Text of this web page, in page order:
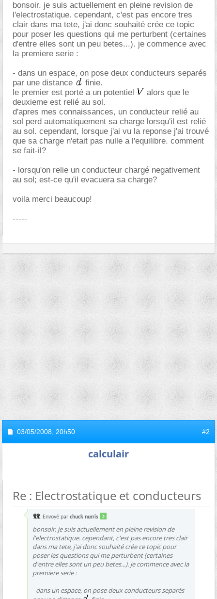
bonsoir. je suis actuellement en pleine revision de
l'electrostatique. cependant, c'est pas encore tres
clair dans ma tete, j'ai donc souhaité crée ce topic
pour poser les questions qui me perturbent (certaines
d'entre elles sont un peu betes...). je commence avec
la premiere serie :
- dans un espace, on pose deux conducteurs separés
par une distance
finie.
le premier est porté a un potentiel
alors que le
deuxieme est relié au sol.
d'apres mes connaissances, un conducteur relié au
sol perd automatiquement sa charge lorsqu'il est relié
au sol. cependant, lorsque j'ai vu la reponse j'ai trouvé
que sa charge n'etait pas nulle a l'equilibre. comment
se fait-il?
- lorsqu'on relie un conducteur chargé negativement
au sol; est-ce qu'il evacuera sa charge?
voila merci beaucoup!
-----
03/05/2008, 20h50 #2
calculair
Re : Electrostatique et conducteurs
Envoyé par chuck nurris
bonsoir. je suis actuellement en pleine revision de
l'electrostatique. cependant, c'est pas encore tres clair
dans ma tete, j'ai donc souhaité crée ce topic pour
poser les questions qui me perturbent (certaines
d'entre elles sont un peu betes...). je commence avec la
premiere serie :
- dans un espace, on pose deux conducteurs separés